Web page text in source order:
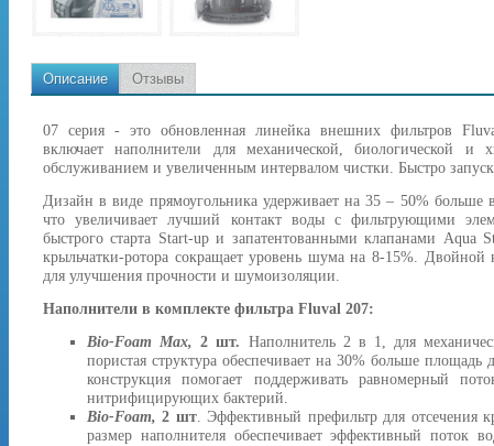
Описание Отзывы
07 серия - это обновленная линейка внешних фильтров
включает наполнители для механической, биологической
обслуживанием и увеличенным интервалом чистки. Быстро
Дизайн в виде прямоугольника удерживает на 35 – 50%
что увеличивает лучший контакт воды с фильтрующими
быстрого старта Start-up и запатентованными клапанами Aqua
крыльчатки-ротора сокращает уровень шума на 8-15%. Двойной
для улучшения прочности и шумоизоляции.
Наполнители в комплекте фильтра Fluval 207:
Bio-Foam Max, 2 шт. Наполнитель 2 в 1, для
пористая структура обеспечивает на 30% больше
конструкция помогает поддерживать равномерный
нитрифицирующих бактерий.
Bio-Foam, 2 шт. Эффективный префильтр для отсечения
размер наполнителя обеспечивает эффективный поток